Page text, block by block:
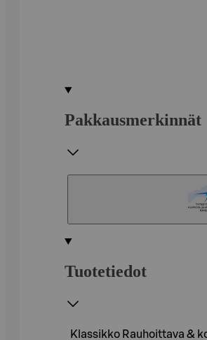
Pakkausmerkinnät
Tuotetiedot
Klassikko Rauhoittava &